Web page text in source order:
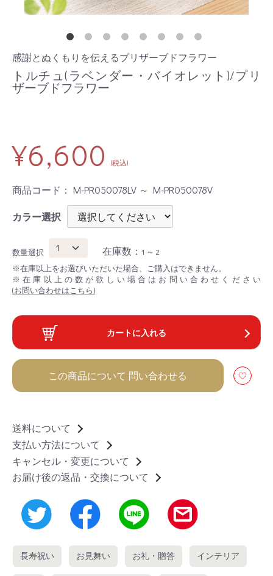
感謝とぬくもりを伝えるプリザーブドフラワー
トルチュ(ラベンダー・バイオレット)/プリ
ザーブドフラワー
¥6,600 (税込)
商品コード： M-PR050078LV ～ M-PR050078V
カラー選択
数量選択 在庫数： 1 ～ 2
※在庫以上をお選びいただいた場合、ご購入はできません。
※在庫以上の数が欲しい場合はお問い合わせください
(お問い合わせはこちら)
カートに入れる
この商品について 問い合わせる
送料について
支払い方法について
キャンセル・変更について
お届け後の返品・交換について
長寿祝い お見舞い お礼・贈答 インテリア